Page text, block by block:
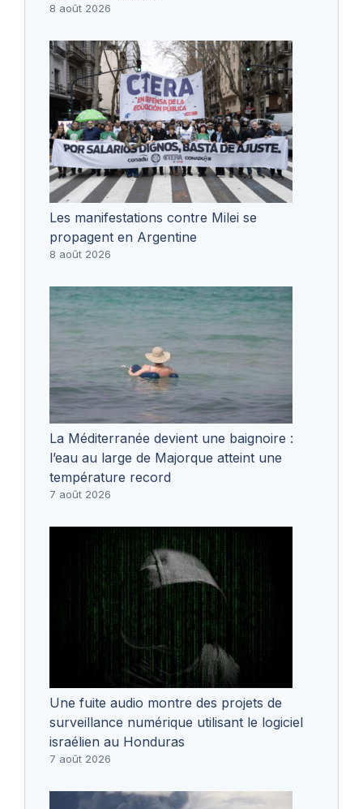
8 août 2026
Les manifestations contre Milei se
propagent en Argentine
8 août 2026
La Méditerranée devient une baignoire :
l’eau au large de Majorque atteint une
température record
7 août 2026
Une fuite audio montre des projets de
surveillance numérique utilisant le logiciel
israélien au Honduras
7 août 2026